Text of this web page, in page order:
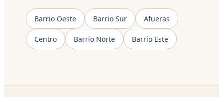
Barrio Oeste Barrio Sur Afueras
Centro Barrio Norte Barrio Este